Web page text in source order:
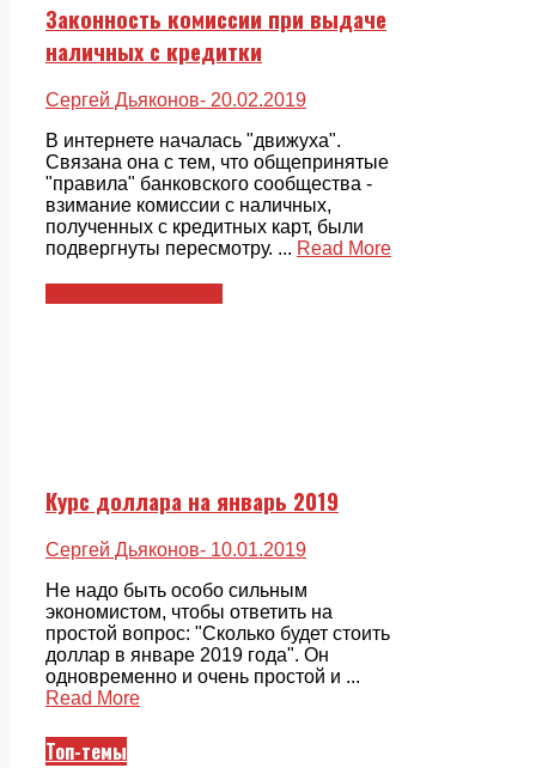
Законность комиссии при выдаче
наличных с кредитки
Сергей Дьяконов- 20.02.2019
В интернете началась "движуха".
Связана она с тем, что общепринятые
"правила" банковского сообщества -
взимание комиссии с наличных,
полученных с кредитных карт, были
подвергнуты пересмотру. ... Read More
Курс доллара на январь 2019
Сергей Дьяконов- 10.01.2019
Не надо быть особо сильным
экономистом, чтобы ответить на
простой вопрос: "Сколько будет стоить
доллар в январе 2019 года". Он
одновременно и очень простой и ...
Read More
Топ-темы